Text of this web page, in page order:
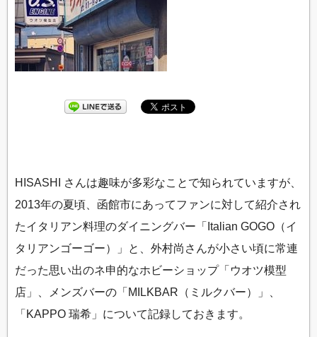
HISASHI さんは趣味が多彩なことで知られていますが、
2013年の夏頃、函館市にあってファンに対して紹介され
たイタリアン料理のダイニングバー「Italian GOGO（イ
タリアンゴーゴー）」と、外村尚さんが小さい頃に常連
だった思い出のネ申的なホビーショップ「ウオツ模型
店」、メンズバーの「MILKBAR（ミルクバー）」、
「KAPPO 瑞希」について記録しておきます。